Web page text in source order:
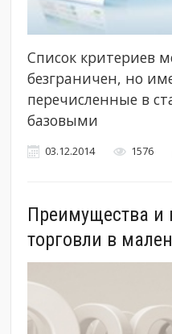
Список критериев
безграничен, но
перечисленные в
базовыми
03.12.2014 1576
Преимущества и
торговли в